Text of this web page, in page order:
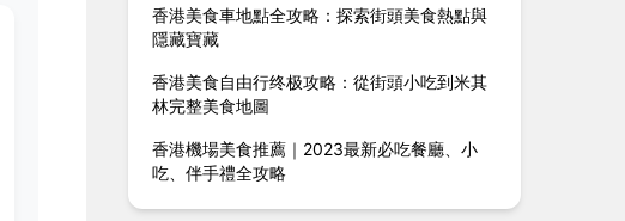
香港美食車地點全攻略：探索街頭美食熱點與
隱藏寶藏
香港美食自由行终极攻略：從街頭小吃到米其
林完整美食地圖
香港機場美食推薦｜2023最新必吃餐廳、小
吃、伴手禮全攻略